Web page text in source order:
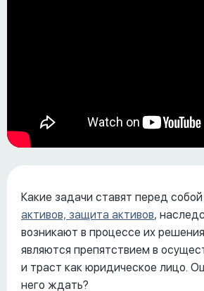
Какие задачи ставят перед
активов, защита активов,
возникают в процессе их
являются препятствием в
и траст как юридическое лицо.
него ждать?